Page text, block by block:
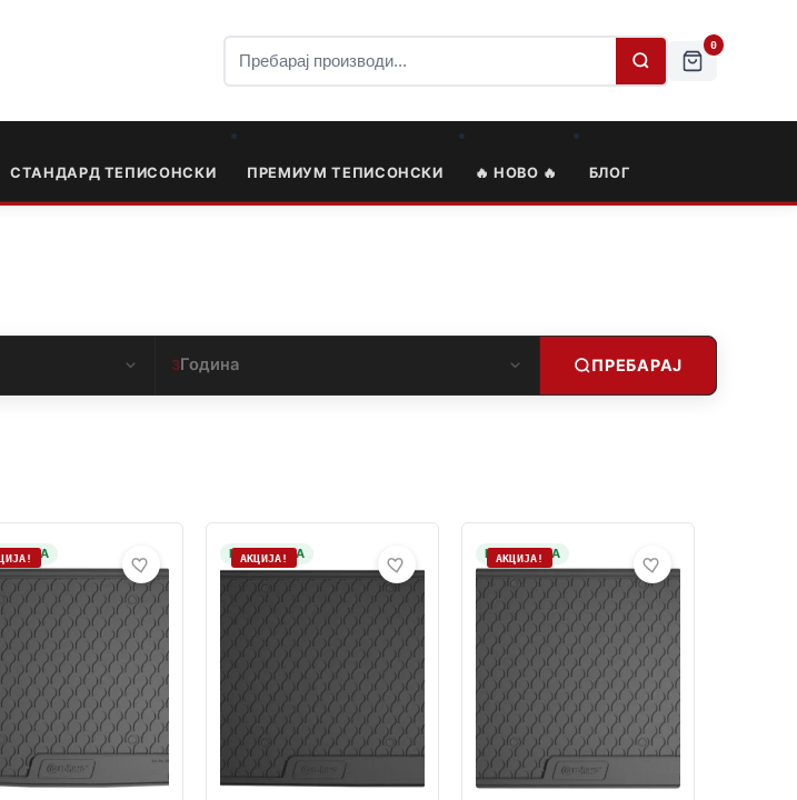
0
СТАНДАРД ТЕПИСОНСКИ ПРЕМИУМ ТЕПИСОНСКИ 🔥 НОВО 🔥 БЛОГ
3Година ПРЕБАРАЈ
НА ЗАЛИХА
АКЦИЈА! НА ЗАЛИХА
АКЦИЈА!